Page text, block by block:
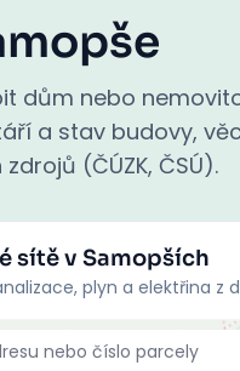
dům nebo
a stav budovy,
(ČÚZK, ČSÚ).
sítěv Samopších
plyn a elektřina z